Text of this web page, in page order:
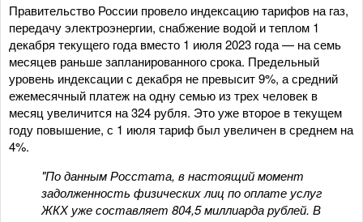
Правительство России провело индексацию тарифов на газ,
передачу электроэнергии, снабжение водой и теплом 1
декабря текущего года вместо 1 июля 2023 года — на семь
месяцев раньше запланированного срока. Предельный
уровень индексации с декабря не превысит 9%, а средний
ежемесячный платеж на одну семью из трех человек в
месяц увеличится на 324 рубля. Это уже второе в текущем
году повышение, с 1 июля тариф был увеличен в среднем на
4%.
"По данным Росстата, в настоящий момент
задолженность физических лиц по оплате услуг
ЖКХ уже составляет 804,5 миллиарда рублей. В